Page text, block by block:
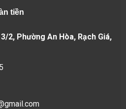
tiền
2, Phường An Hòa, Rạch Giá,